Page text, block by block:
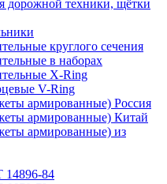
дорожной техники, щётки
круглого сечения
в наборах
Х-Ring
V-Ring
армированные) Россия
армированные) Китай
армированные) из
84